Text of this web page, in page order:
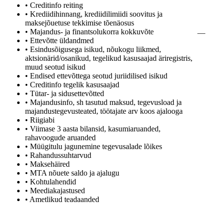
• Creditinfo reiting
• Krediidihinnang, krediidilimiidi soovitus ja
maksejõuetuse tekkimise tõenäosus
• Majandus- ja finantsolukorra kokkuvõte
• Ettevõtte üldandmed
• Esindusõigusega isikud, nõukogu liikmed,
aktsionärid/osanikud, tegelikud kasusaajad äriregistris,
muud seotud isikud
• Endised ettevõttega seotud juriidilised isikud
• Creditinfo tegelik kasusaajad
• Tütar- ja sidusettevõtted
• Majandusinfo, sh tasutud maksud, tegevusload ja
majandustegevusteated, töötajate arv koos ajalooga
• Riigiabi
• Viimase 3 aasta bilansid, kasumiaruanded,
rahavoogude aruanded
• Müügitulu jagunemine tegevusalade lõikes
• Rahandussuhtarvud
• Maksehäired
• MTA nõuete saldo ja ajalugu
• Kohtulahendid
• Meediakajastused
• Ametlikud teadaanded
—